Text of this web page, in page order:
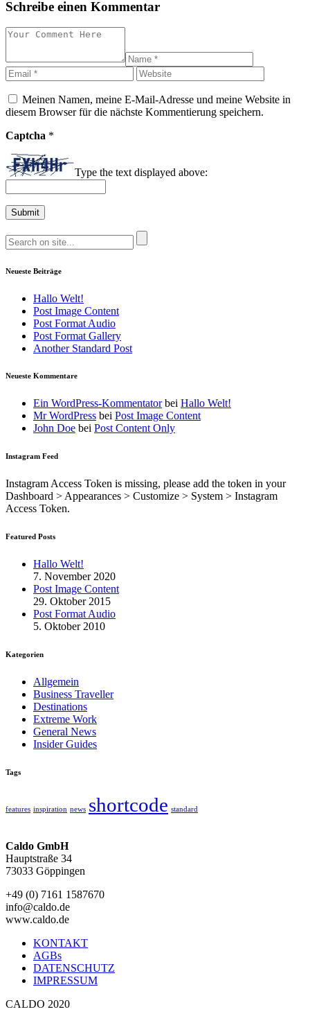
Schreibe einen Kommentar
Meinen Namen, meine E-Mail-Adresse und meine Website in
diesem Browser für die nächste Kommentierung speichern.
Captcha *
Type the text displayed above:
Neueste Beiträge
Hallo Welt!
Post Image Content
Post Format Audio
Post Format Gallery
Another Standard Post
Neueste Kommentare
Ein WordPress-Kommentatorbei Hallo Welt!
Mr WordPress bei Post Image Content
John Doe bei Post Content Only
Instagram Feed
Instagram Access Token is missing, please add the token in your
Dashboard > Appearances > Customize > System > Instagram
Access Token.
Featured Posts
Hallo Welt!
7. November 2020
Post Image Content
29. Oktober 2015
Post Format Audio
5. Oktober 2010
Kategorien
Allgemein
Business Traveller
Destinations
Extreme Work
General News
Insider Guides
Tags
features inspiration news shortcode standard
Caldo GmbH
Hauptstraße 34
73033 Göppingen
+49 (0) 7161 1587670
info@caldo.de
www.caldo.de
KONTAKT
AGBs
DATENSCHUTZ
IMPRESSUM
CALDO 2020